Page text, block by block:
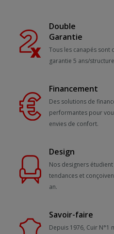
Double
Garantie
Tous les canapés sont
garantie 5 ans/
Financement
Des solutions de
performantes pour
envies de confort.
Design
Nos designers
tendances et
an.
Savoir-faire
Depuis 1976, Cuir N°1